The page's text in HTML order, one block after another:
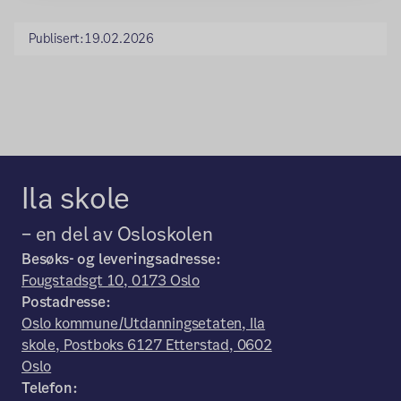
Publisert:19.02.2026
Ila skole
– en del av Osloskolen
Besøks- og leveringsadresse:
Fougstadsgt 10, 0173 Oslo
Postadresse:
Oslo kommune/Utdanningsetaten, Ila
skole, Postboks 6127 Etterstad, 0602
Oslo
Telefon: